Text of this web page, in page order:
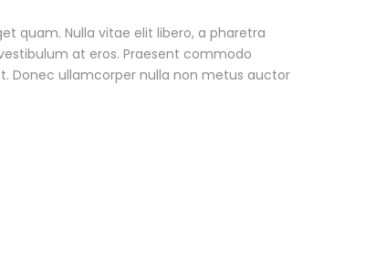
quam. Nulla vitae elit libero, a pharetra
at eros. Praesent commodo
Donec ullamcorper nulla non metus auctor